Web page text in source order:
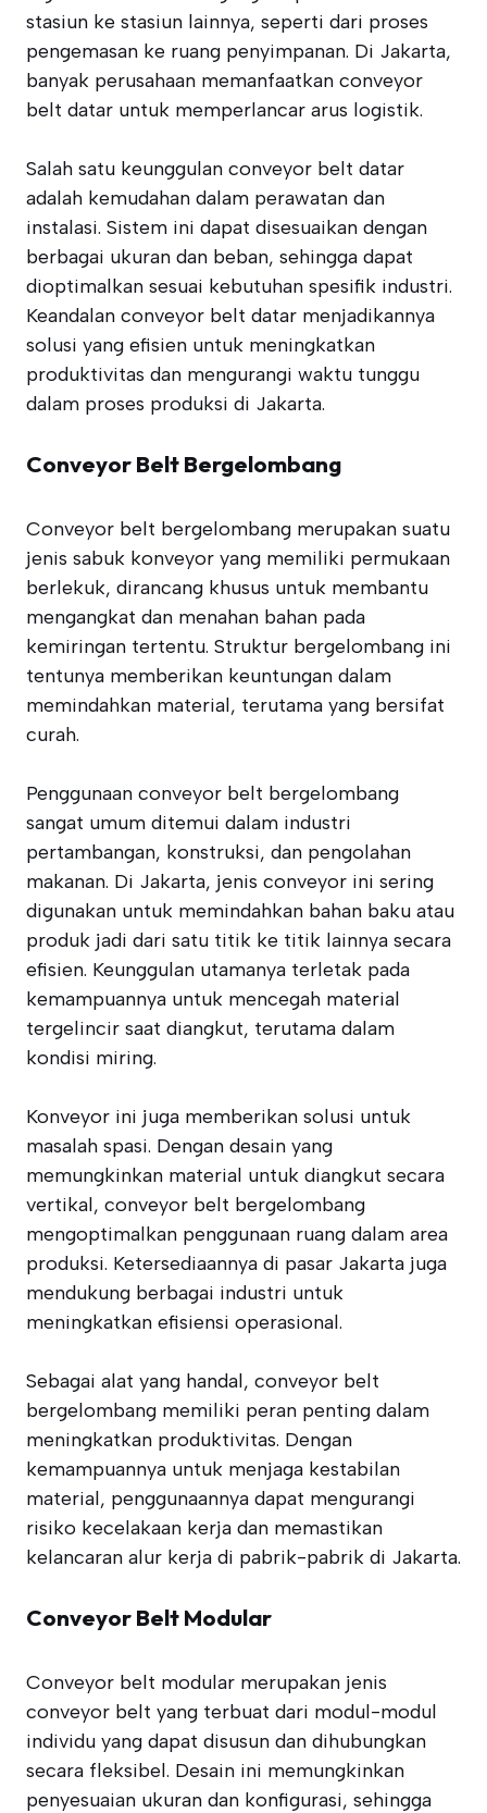
stasiun ke stasiun lainnya, seperti dari proses
pengemasan ke ruang penyimpanan. Di Jakarta,
banyak perusahaan memanfaatkan conveyor
belt datar untuk memperlancar arus logistik.
Salah satu keunggulan conveyor belt datar
adalah kemudahan dalam perawatan dan
instalasi. Sistem ini dapat disesuaikan dengan
berbagai ukuran dan beban, sehingga dapat
dioptimalkan sesuai kebutuhan spesifik industri.
Keandalan conveyor belt datar menjadikannya
solusi yang efisien untuk meningkatkan
produktivitas dan mengurangi waktu tunggu
dalam proses produksi di Jakarta.
Conveyor Belt Bergelombang
Conveyor belt bergelombang merupakan suatu
jenis sabuk konveyor yang memiliki permukaan
berlekuk, dirancang khusus untuk membantu
mengangkat dan menahan bahan pada
kemiringan tertentu. Struktur bergelombang ini
tentunya memberikan keuntungan dalam
memindahkan material, terutama yang bersifat
curah.
Penggunaan conveyor belt bergelombang
sangat umum ditemui dalam industri
pertambangan, konstruksi, dan pengolahan
makanan. Di Jakarta, jenis conveyor ini sering
digunakan untuk memindahkan bahan baku atau
produk jadi dari satu titik ke titik lainnya secara
efisien. Keunggulan utamanya terletak pada
kemampuannya untuk mencegah material
tergelincir saat diangkut, terutama dalam
kondisi miring.
Konveyor ini juga memberikan solusi untuk
masalah spasi. Dengan desain yang
memungkinkan material untuk diangkut secara
vertikal, conveyor belt bergelombang
mengoptimalkan penggunaan ruang dalam area
produksi. Ketersediaannya di pasar Jakarta juga
mendukung berbagai industri untuk
meningkatkan efisiensi operasional.
Sebagai alat yang handal, conveyor belt
bergelombang memiliki peran penting dalam
meningkatkan produktivitas. Dengan
kemampuannya untuk menjaga kestabilan
material, penggunaannya dapat mengurangi
risiko kecelakaan kerja dan memastikan
kelancaran alur kerja di pabrik-pabrik di Jakarta.
Conveyor Belt Modular
Conveyor belt modular merupakan jenis
conveyor belt yang terbuat dari modul-modul
individu yang dapat disusun dan dihubungkan
secara fleksibel. Desain ini memungkinkan
penyesuaian ukuran dan konfigurasi, sehingga